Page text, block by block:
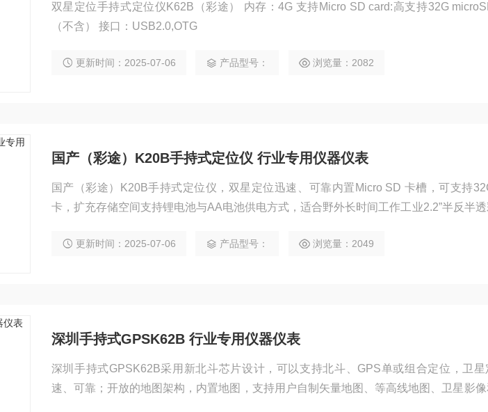
双星定位手持式定位仪K62B（彩途） 内存：4G 支持Micro SD card:高支持32G microSD card
（不含） 接口：USB2.0,OTG
更新时间：2025-07-06 产品型号： 浏览量：2082
国产（彩途）K20B手持式定位仪 行业专用仪器仪表
国产（彩途）K20B手持式定位仪，双星定位迅速、可靠内置Micro SD 卡槽，可支持
卡，扩充存储空间支持锂电池与AA电池供电方式，适合野外长时间工作工业2.2”半反半
更新时间：2025-07-06 产品型号： 浏览量：2049
深圳手持式GPSK62B 行业专用仪器仪表
深圳手持式GPSK62B采用新北斗芯片设计，可以支持北斗、GPS单或组合定位，卫星
速、可靠；开放的地图架构，内置地图，支持用户自制矢量地图、等高线地图、卫星影